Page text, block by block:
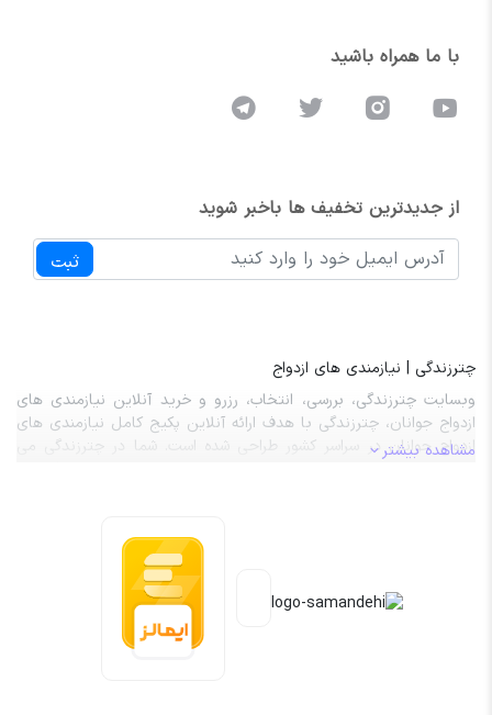
با ما همراه باشید
از جدیدترین تخفیف ها باخبر شوید
ثبت
چترزندگی | نیازمندی های ازدواج
وبسایت چترزندگی، بررسی، انتخاب، رزرو و خرید آنلاین نیازمندی های
ازدواج جوانان، چترزندگی با هدف ارائه آنلاین پکیج کامل نیازمندی های
ازدواج جوانان در سراسر کشور طراحی شده است. شما در چترزندگی می
آنلاین پردخت نمایید. کلیه خدمات و محصولات موجود در چترزندگی با
مشاهده بیشتر